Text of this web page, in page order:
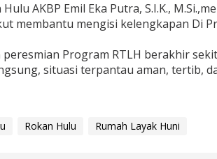
AKBP Emil Eka Putra, S.I.K.,
membantu mengisi kelengkapan Di
Program RTLH berakhir
situasi terpantau aman, tertib,
Rokan Hulu Rumah Layak Huni